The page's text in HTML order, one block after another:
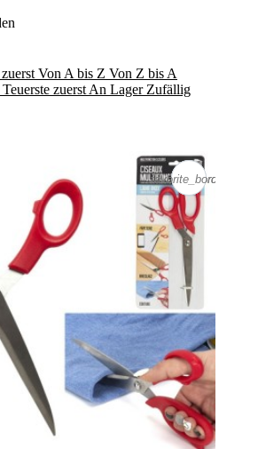
Von A bis Z Von Z bis A
Teuerste zuerst An Lager Zufällig
favorite_border
favorite_border